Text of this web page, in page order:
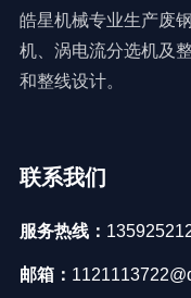
皓星机械专业生产废
机、涡电流分选机及
和整线设计。
联系我们
服务热线：
邮箱：